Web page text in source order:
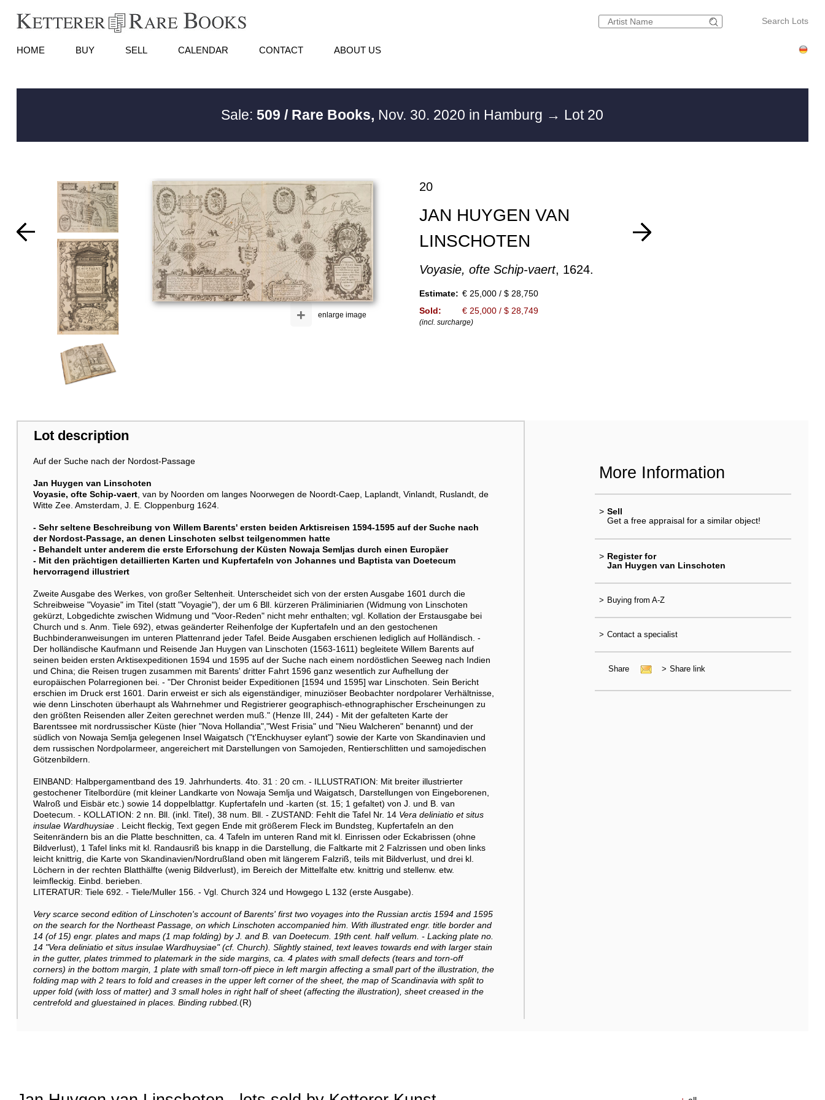
Search Lots
HOME BUY SELL CALENDAR CONTACT ABOUT US
Sale:509 / Rare Books, Nov. 30. 2020 in Hamburg → Lot 20
enlarge image
+
20
JAN HUYGEN VAN
LINSCHOTEN
Voyasie, ofte Schip-vaert, 1624.
Estimate: € 25,000 / $ 28,750
Sold:
€ 25,000 / $ 28,749
(incl. surcharge)
Lot description
Auf der Suche nach der Nordost-Passage
Jan Huygen van Linschoten
Voyasie, ofte Schip-vaert, van by Noorden om langes Noorwegen de Noordt-Caep, Laplandt, Vinlandt, Ruslandt, de
Witte Zee. Amsterdam, J. E. Cloppenburg 1624.
- Sehr seltene Beschreibung von Willem Barents' ersten beiden Arktisreisen 1594-1595 auf der Suche nach
der Nordost-Passage, an denen Linschoten selbst teilgenommen hatte
- Behandelt unter anderem die erste Erforschung der Küsten Nowaja Semljas durch einen Europäer
- Mit den prächtigen detaillierten Karten und Kupfertafeln von Johannes und Baptista van Doetecum
hervorragend illustriert
Zweite Ausgabe des Werkes, von großer Seltenheit. Unterscheidet sich von der ersten Ausgabe 1601 durch die
Schreibweise "Voyasie" im Titel (statt "Voyagie"), der um 6 Bll. kürzeren Präliminiarien (Widmung von Linschoten
gekürzt, Lobgedichte zwischen Widmung und "Voor-Reden" nicht mehr enthalten; vgl. Kollation der Erstausgabe bei
Church und s. Anm. Tiele 692), etwas geänderter Reihenfolge der Kupfertafeln und an den gestochenen
Buchbinderanweisungen im unteren Plattenrand jeder Tafel. Beide Ausgaben erschienen lediglich auf Holländisch. -
Der holländische Kaufmann und Reisende Jan Huygen van Linschoten (1563-1611) begleitete Willem Barents auf
seinen beiden ersten Arktisexpeditionen 1594 und 1595 auf der Suche nach einem nordöstlichen Seeweg nach Indien
und China; die Reisen trugen zusammen mit Barents' dritter Fahrt 1596 ganz wesentlich zur Aufhellung der
europäischen Polarregionen bei. - "Der Chronist beider Expeditionen [1594 und 1595] war Linschoten. Sein Bericht
erschien im Druck erst 1601. Darin erweist er sich als eigenständiger, minuziöser Beobachter nordpolarer Verhältnisse,
wie denn Linschoten überhaupt als Wahrnehmer und Registrierer geographisch-ethnographischer Erscheinungen zu
den größten Reisenden aller Zeiten gerechnet werden muß." (Henze III, 244) - Mit der gefalteten Karte der
Barentssee mit nordrussischer Küste (hier "Nova Hollandia","West Frisia" und "Nieu Walcheren" benannt) und der
südlich von Nowaja Semlja gelegenen Insel Waigatsch ("t'Enckhuyser eylant") sowie der Karte von Skandinavien und
dem russischen Nordpolarmeer, angereichert mit Darstellungen von Samojeden, Rentierschlitten und samojedischen
Götzenbildern.
EINBAND: Halbpergamentband des 19. Jahrhunderts. 4to. 31 : 20 cm. - ILLUSTRATION: Mit breiter illustrierter
gestochener Titelbordüre (mit kleiner Landkarte von Nowaja Semlja und Waigatsch, Darstellungen von Eingeborenen,
Walroß und Eisbär etc.) sowie 14 doppelblattgr. Kupfertafeln und -karten (st. 15; 1 gefaltet) von J. und B. van
Doetecum. - KOLLATION: 2 nn. Bll. (inkl. Titel), 38 num. Bll. - ZUSTAND: Fehlt die Tafel Nr. 14 Vera deliniatio et situs
insulae Wardhuysiae. Leicht fleckig, Text gegen Ende mit größerem Fleck im Bundsteg, Kupfertafeln an den
Seitenrändern bis an die Platte beschnitten, ca. 4 Tafeln im unteren Rand mit kl. Einrissen oder Eckabrissen (ohne
Bildverlust), 1 Tafel links mit kl. Randausriß bis knapp in die Darstellung, die Faltkarte mit 2 Falzrissen und oben links
leicht knittrig, die Karte von Skandinavien/Nordrußland oben mit längerem Falzriß, teils mit Bildverlust, und drei kl.
Löchern in der rechten Blatthälfte (wenig Bildverlust), im Bereich der Mittelfalte etw. knittrig und stellenw. etw.
leimfleckig. Einbd. berieben.
LITERATUR: Tiele 692. - Tiele/Muller 156. - Vgl. Church 324 und Howgego L 132 (erste Ausgabe).
Very scarce second edition of Linschoten's account of Barents' first two voyages into the Russian arctis 1594 and 1595
on the search for the Northeast Passage, on which Linschoten accompanied him. With illustrated engr. title border and
14 (of 15) engr. plates and maps (1 map folding) by J. and B. van Doetecum. 19th cent. half vellum. - Lacking plate no.
14 "Vera deliniatio et situs insulae Wardhuysiae" (cf. Church). Slightly stained, text leaves towards end with larger stain
in the gutter, plates trimmed to platemark in the side margins, ca. 4 plates with small defects (tears and torn-off
corners) in the bottom margin, 1 plate with small torn-off piece in left margin affecting a small part of the illustration, the
folding map with 2 tears to fold and creases in the upper left corner of the sheet, the map of Scandinavia with split to
upper fold (with loss of matter) and 3 small holes in right half of sheet (affecting the illustration), sheet creased in the
centrefold and gluestained in places. Binding rubbed.(R)
More Information
> Sell
Get a free appraisal for a similar object!
> Register for
Jan Huygen van Linschoten
> Buying from A-Z
> Contact a specialist
Share > Share link